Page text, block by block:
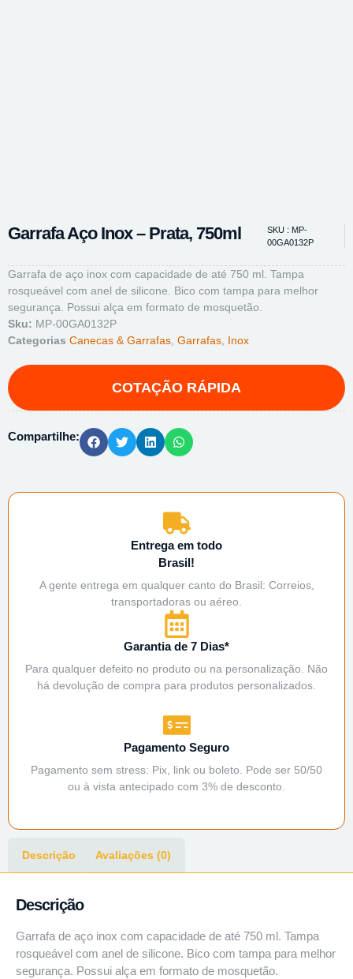
Garrafa Aço Inox – Prata, 750ml
SKU : MP-
00GA0132P
Garrafa de aço inox com capacidade de até 750 ml. Tampa
rosqueável com anel de silicone. Bico com tampa para melhor
segurança. Possui alça em formato de mosquetão.
Sku: MP-00GA0132P
Categorias Canecas & Garrafas Garrafas Inox
Compartilhe:
Entrega em todo
Brasil!
A gente entrega em qualquer canto do Brasil: Correios,
transportadoras ou aéreo.
Garantia de 7 Dias*
Para qualquer defeito no produto ou na personalização. Não
há devolução de compra para produtos personalizados.
Pagamento Seguro
Pagamento sem stress: Pix, link ou boleto. Pode ser 50/50
ou à vista antecipado com 3% de desconto.
Descrição Avaliações (0)
Descrição
Garrafa de aço inox com capacidade de até 750 ml. Tampa
rosqueável com anel de silicone. Bico com tampa para melhor
segurança. Possui alça em formato de mosquetão.